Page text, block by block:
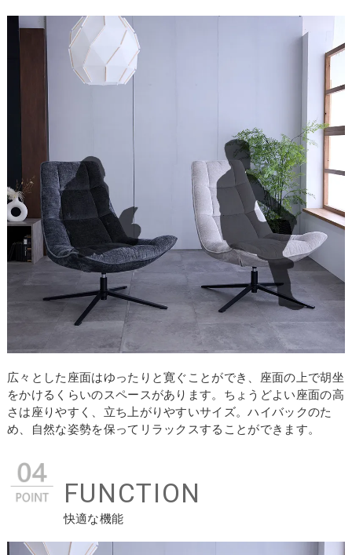
広々とした座面はゆったりと寛ぐことができ、座面の上で胡坐
をかけるくらいのスペースがあります。ちょうどよい座面の高
さは座りやすく、立ち上がりやすいサイズ。ハイバックのた
め、自然な姿勢を保ってリラックスすることができます。
FUNCTION
快適な機能